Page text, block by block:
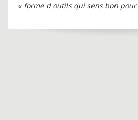
« forme d outils qui sens bon